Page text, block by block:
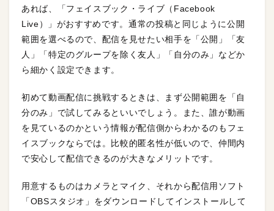
あれば、「フェイスブック・ライブ（Facebook
Live）」がおすすめです。通常の投稿と同じように公開
範囲を選べるので、配信を見せたい相手を「公開」「友
人」「特定のグループを除く友人」「自分のみ」などか
ら細かく設定できます。
初めて動画配信に挑戦するときは、まず公開範囲を「自
分のみ」で試してみるといいでしょう。また、誰が動画
を見ているのかという情報が配信側からわかるのもフェ
イスブックならでは。比較的匿名性が低いので、仲間内
で安心して配信できるのが大きなメリットです。
用意するものはカメラとマイク、それから配信用ソフト
「OBSスタジオ」をダウンロードしてインストールして